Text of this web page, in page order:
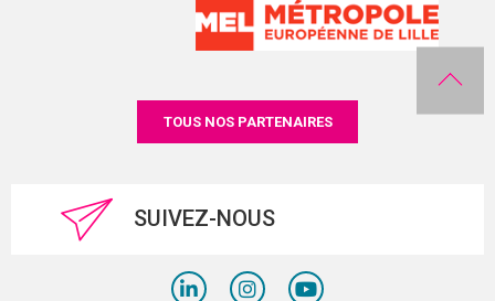
TOUS NOS PARTENAIRES
SUIVEZ-NOUS